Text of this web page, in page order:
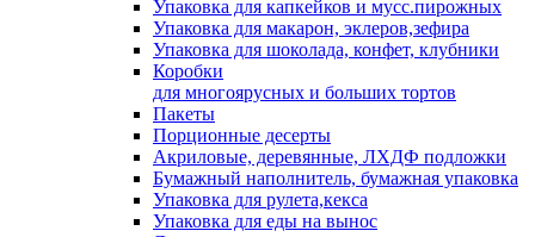
Упаковка для капкейков и мусс.пирожных
Упаковка для макарон, эклеров,зефира
Упаковка для шоколада, конфет, клубники
Коробки
для многоярусных и больших тортов
Пакеты
Порционные десерты
Акриловые, деревянные, ЛХДФ подложки
Бумажный наполнитель, бумажная упаковка
Упаковка для рулета,кекса
Упаковка для еды на вынос